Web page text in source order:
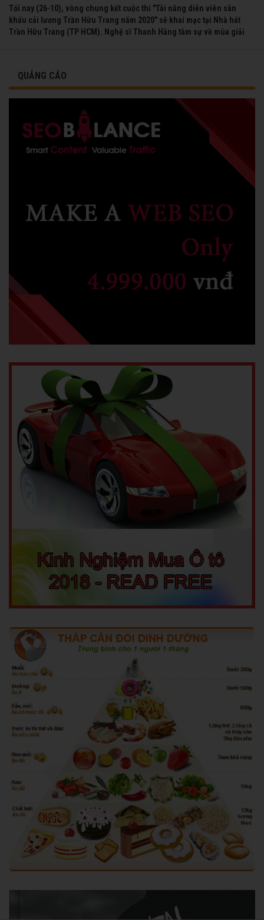
Tối nay (26-10), vòng chung kết cuộc thi "Tài năng diễn viên sân
khấu cải lương Trần Hữu Trang năm 2020" sẽ khai mạc tại Nhà hát
Trần Hữu Trang (TP HCM). Nghệ sĩ Thanh Hằng tâm sự về mùa giải
QUẢNG CÁO